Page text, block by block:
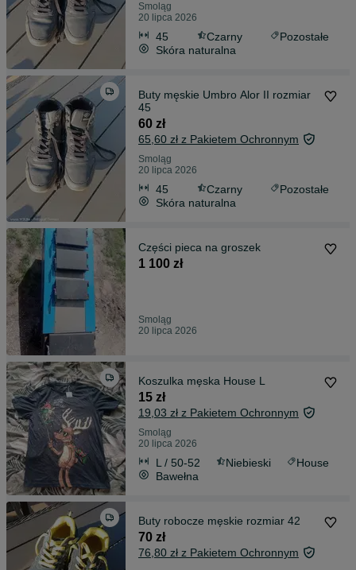
Smoląg
20 lipca 2026
45 Czarny
Pozostałe
Skóra naturalna
Buty męskie Umbro Alor II rozmiar
45
60 zł
65,60 zł z Pakietem Ochronnym
Smoląg
20 lipca 2026
45 Czarny
Pozostałe
Skóra naturalna
Części pieca na groszek
1 100 zł
Smoląg
20 lipca 2026
Koszulka męska House L
15 zł
19,03 zł z Pakietem Ochronnym
Smoląg
20 lipca 2026
L / 50-52 Niebieski
House
Bawełna
Buty robocze męskie rozmiar 42
70 zł
76,80 zł z Pakietem Ochronnym